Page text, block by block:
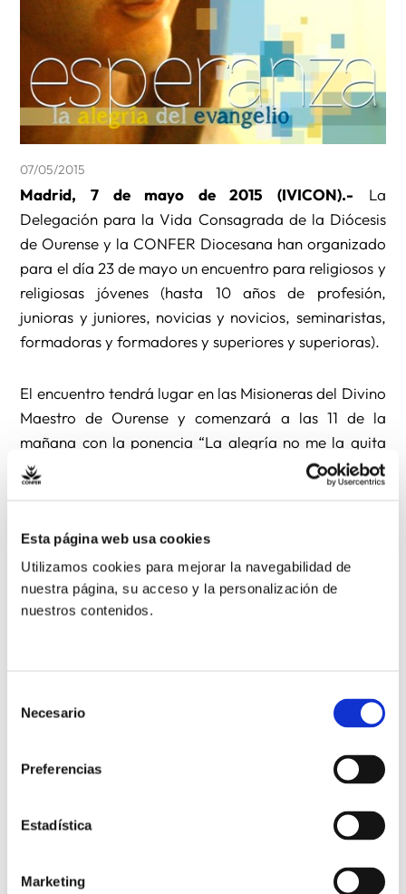
Esta página web usa cookies
Utilizamos cookies para mejorar la navegabilidad de
nuestra página, su acceso y la personalización de
nuestros contenidos.
Necesario
Preferencias
Estadística
Marketing
07/05/2015
Madrid, 7 de mayo de 2015 (IVICON).- La
Delegación para la Vida Consagrada de la Diócesis
de Ourense y la CONFER Diocesana han organizado
para el día 23 de mayo un encuentro para religiosos y
religiosas jóvenes (hasta 10 años de profesión,
junioras y juniores, novicias y novicios, seminaristas,
formadoras y formadores y superiores y superioras).
El encuentro tendrá lugar en las Misioneras del Divino
Maestro de Ourense y comenzará a las 11 de la
mañana con la ponencia “La alegría no me la quita
nadie: la alegría de ir tras Jesús” a cargo de Gerardo
Luis Martín Sánchez, Prior del Monasterio de Oseira,
la comida.
Por la tarde se celebrará un concierto-oración en el
Colegio Santa Teresa de Jesús con el grupo Ain
21 de mayo en el correo:
Anterior Siguiente